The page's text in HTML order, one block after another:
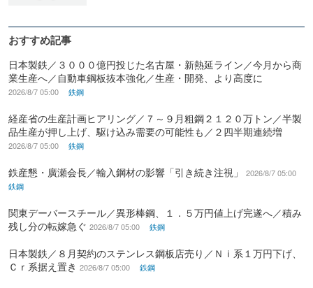
おすすめ記事
日本製鉄／３０００億円投じた名古屋・新熱延ライン／今月から商
業生産へ／自動車鋼板抜本強化／生産・開発、より高度に
2026/8/7 05:00 鉄鋼
経産省の生産計画ヒアリング／７～９月粗鋼２１２０万トン／半製
品生産が押し上げ、駆け込み需要の可能性も／２四半期連続増
2026/8/7 05:00 鉄鋼
鉄産懇・廣瀬会長／輸入鋼材の影響「引き続き注視」
2026/8/7 05:00
鉄鋼
関東デーバースチール／異形棒鋼、１．５万円値上げ完遂へ／積み
残し分の転嫁急ぐ 2026/8/7 05:00 鉄鋼
日本製鉄／８月契約のステンレス鋼板店売り／Ｎｉ系１万円下げ、
Ｃｒ系据え置き 2026/8/7 05:00 鉄鋼